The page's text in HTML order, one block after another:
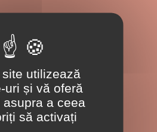
Shaormeria Aiona Food
alergeni
utilizează
uri și vă oferă
asupra a ceea
să activați